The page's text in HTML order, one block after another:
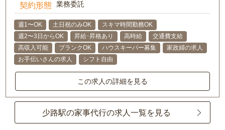
契約形態 業務委託
週1〜OK 土日祝のみOK
スキマ時間勤務OK
週2〜3日からOK
昇給･昇格あり 高時給
交通費支給
高収入可能
ブランクOK ハウスキーパー募集
家政婦の求人
お手伝いさんの求人
シフト自由
この求人の詳細を見る
少路駅の家事代行の求人一覧を見る